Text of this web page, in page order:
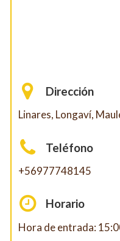
Dirección
Linares, Longaví,
Teléfono
+56977748145
Horario
Hora de entrada: